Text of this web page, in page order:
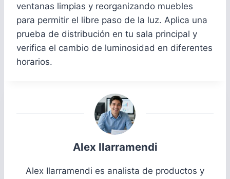
ventanas limpias y reorganizando muebles
para permitir el libre paso de la luz. Aplica una
prueba de distribución en tu sala principal y
verifica el cambio de luminosidad en diferentes
horarios.
Alex Ilarramendi
Alex Ilarramendi es analista de productos y